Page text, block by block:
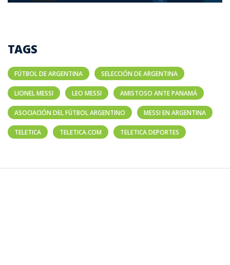
TAGS
FÚTBOL DE ARGENTINA SELECCIÓN DE ARGENTINA
LIONEL MESSI LEO MESSI AMISTOSO ANTE PANAMÁ
ASOCIACIÓN DEL FÚTBOL ARGENTINO MESSI EN ARGENTINA
TELETICA TELETICA.COM TELETICA DEPORTES